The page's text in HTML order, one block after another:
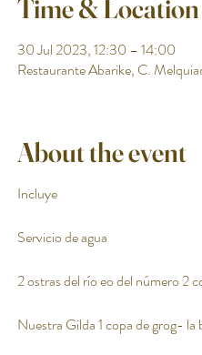
Time & Location
30 Jul 2023, 12:30 – 14:00
Restaurante Abarike, C.
About the event
Incluye
Servicio de agua
2 ostras del río eo del número 2
Nuestra Gilda 1 copa de grog-